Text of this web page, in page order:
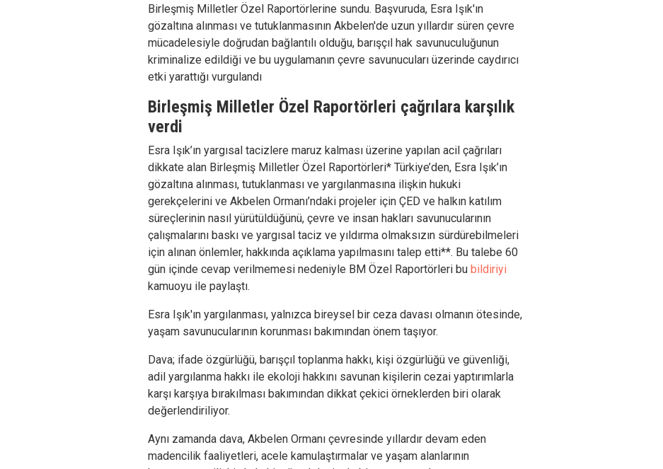
Birleşmiş Milletler Özel Raportörlerine sundu. Başvuruda, Esra Işık'ın
gözaltına alınması ve tutuklanmasının Akbelen'de uzun yıllardır süren çevre
mücadelesiyle doğrudan bağlantılı olduğu, barışçıl hak savunuculuğunun
kriminalize edildiği ve bu uygulamanın çevre savunucuları üzerinde caydırıcı
etki yarattığı vurgulandı
Birleşmiş Milletler Özel Raportörleri çağrılara karşılık
verdi
Esra Işık’ın yargısal tacizlere maruz kalması üzerine yapılan acil çağrıları
dikkate alan Birleşmiş Milletler Özel Raportörleri* Türkiye’den, Esra Işık’ın
gözaltına alınması, tutuklanması ve yargılanmasına ilişkin hukuki
gerekçelerini ve Akbelen Ormanı’ndaki projeler için ÇED ve halkın katılım
süreçlerinin nasıl yürütüldüğünü, çevre ve insan hakları savunucularının
çalışmalarını baskı ve yargısal taciz ve yıldırma olmaksızın sürdürebilmeleri
için alınan önlemler, hakkında açıklama yapılmasını talep etti**. Bu talebe 60
gün içinde cevap verilmemesi nedeniyle BM Özel Raportörleri bu bildiriyi
kamuoyu ile paylaştı.
Esra Işık'ın yargılanması, yalnızca bireysel bir ceza davası olmanın ötesinde,
yaşam savunucularının korunması bakımından önem taşıyor.
Dava; ifade özgürlüğü, barışçıl toplanma hakkı, kişi özgürlüğü ve güvenliği,
adil yargılanma hakkı ile ekoloji hakkını savunan kişilerin cezai yaptırımlarla
karşı karşıya bırakılması bakımından dikkat çekici örneklerden biri olarak
değerlendiriliyor.
Aynı zamanda dava, Akbelen Ormanı çevresinde yıllardır devam eden
madencilik faaliyetleri, acele kamulaştırmalar ve yaşam alanlarının